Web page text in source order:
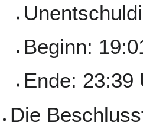
Beginn:
Ende: 23:39
Die